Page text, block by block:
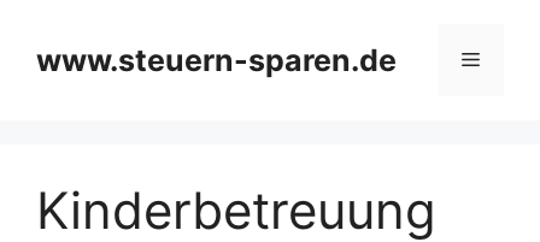
springen
www.steuern-sparen.de Menü
Kinderbetreuung